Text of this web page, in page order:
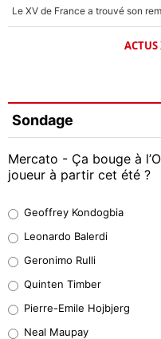
ACTUS
Sondage
Mercato - Ça bouge à
joueur à partir cet été ?
38%
32%
5%
Geoffrey Kondogbia
Leonardo Balerdi
Geronimo Rulli
Quinten Timber
Pierre-Emile Hojbjerg
Neal Maupay